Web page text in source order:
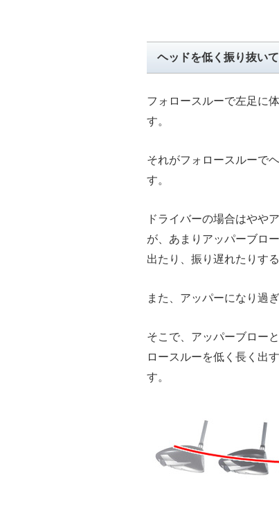
ヘッドを低く振り抜い
フォロースルーで左足に
す。
それがフォロースルーで
す。
ドライバーの場合はやや
が、あまりアッパーブロ
出たり、振り遅れたりす
また、アッパーになり過
そこで、アッパーブロー
ロースルーを低く長く出
す。